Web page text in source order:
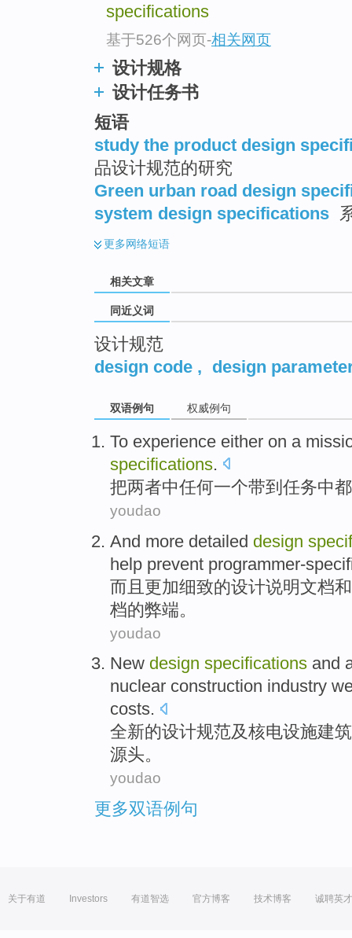
specifications
基于526个网页-相关网页
设计规格
设计任务书
短语
study the product design
品设计规范的研究
Green urban road design
system design specifications
更多网络短语
相关文章
同近义词
设计规范
design code , design
双语例句 权威例句
To experience either on a
specifications.
把两者中任何一个带到任务中
youdao
And more detailed design
help prevent programmer-
而且 更加细致的设计说明文档和
档的弊端。
youdao
New design specifications and
nuclear construction industry
costs.
全新的设计规范及核电设施建
源头。
youdao
更多双语例句
关于有道 Investors 有道智选 官方博客 技术博客 诚聘英才